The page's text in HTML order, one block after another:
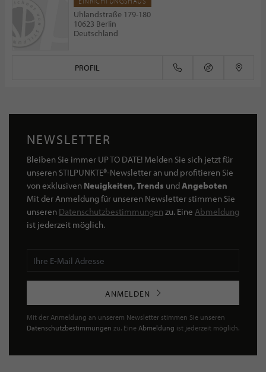
Uhlandstraße 179-180
10623 Berlin
Deutschland
PROFIL
NEWSLETTER
Bleiben Sie immer UP TO DATE! Melden Sie sich jetzt für
unseren STILPUNKTE®-Newsletter an und profitieren Sie
von exklusiven Neuigkeiten, Trends undAngeboten
Mit der Anmeldung für unseren Newsletter stimmen Sie
unseren Datenschutzbestimmungen zu. Eine Abmeldung
ist jederzeit möglich.
ANMELDEN
Mit der Anmeldung an unserem Newsletter stimmen Sie unseren
Datenschutzbestimmungen zu. Eine Abmeldung ist jederzeit möglich.